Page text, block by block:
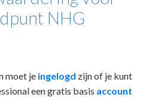
NHG
moet je ingelogd zijn of je kunt
een gratis basis account